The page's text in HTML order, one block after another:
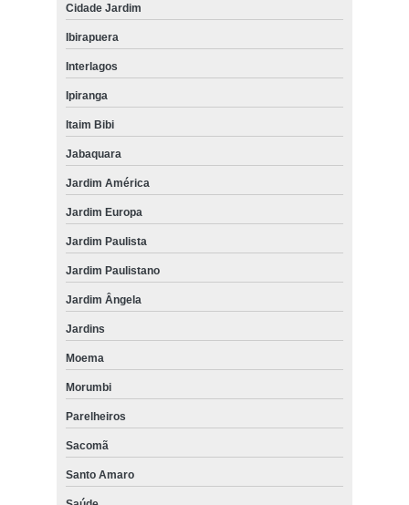
Cidade Jardim
Ibirapuera
Interlagos
Ipiranga
Itaim Bibi
Jabaquara
Jardim América
Jardim Europa
Jardim Paulista
Jardim Paulistano
Jardim Ângela
Jardins
Moema
Morumbi
Parelheiros
Sacomã
Santo Amaro